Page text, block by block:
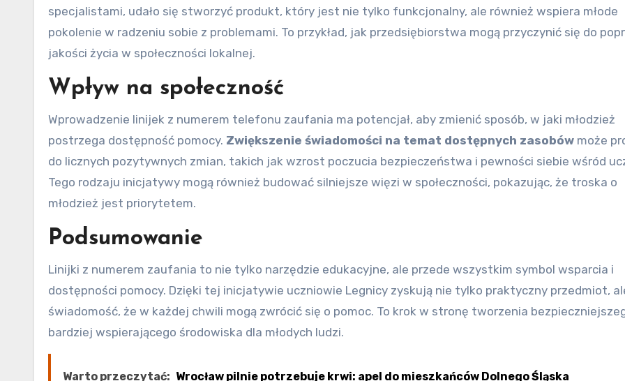
specjalistami, udało się stworzyć produkt, który jest nie tylko funkcjonalny, ale również wspiera młode
pokolenie w radzeniu sobie z problemami. To przykład, jak przedsiębiorstwa mogą przyczynić się do
jakości życia w społeczności lokalnej.
Wpływ na społeczność
Wprowadzenie linijek z numerem telefonu zaufania ma potencjał, aby zmienić sposób, w jaki młodzież
postrzega dostępność pomocy. Zwiększenie świadomości na temat dostępnych zasobów może
do licznych pozytywnych zmian, takich jak wzrost poczucia bezpieczeństwa i pewności siebie wśród
Tego rodzaju inicjatywy mogą również budować silniejsze więzi w społeczności, pokazując, że troska o
młodzież jest priorytetem.
Podsumowanie
Linijki z numerem zaufania to nie tylko narzędzie edukacyjne, ale przede wszystkim symbol wsparcia i
dostępności pomocy. Dzięki tej inicjatywie uczniowie Legnicy zyskują nie tylko praktyczny przedmiot,
świadomość, że w każdej chwili mogą zwrócić się o pomoc. To krok w stronę tworzenia
bardziej wspierającego środowiska dla młodych ludzi.
Warto przeczytać: Wrocław pilnie potrzebuje krwi: apel do mieszkańców Dolnego Śląska